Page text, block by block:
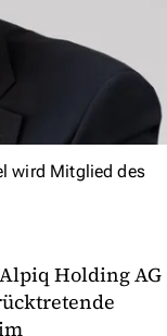
wird Mitglied des
Holding AG